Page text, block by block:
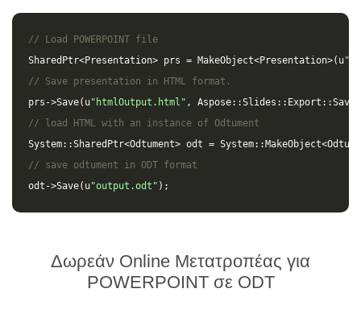
// Load POWERPOINT file
SharedPtr<Presentation> prs = MakeObject<Presentation>( u
// Save presentation in HTML format.
prs ->Save( u"htmlOutput.html" , Aspose::Slides :: Export ::
// load HTML with an instance of Odtument
System::SharedPtr<Odtument> odt = System:: MakeObject<
// save odtument in ODT format
odt ->Save( u"output.odt" );
Δωρεάν Online Μετατροπέας για
POWERPOINT σε ODT